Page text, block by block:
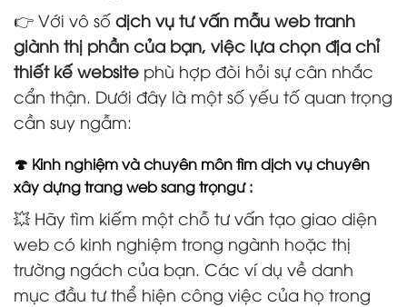
👉 Với vô số dịch vụ tư vấn mẫu web tranh
giành thị phần của bạn, việc lựa chọn địa chỉ
thiết kế website phù hợp đòi hỏi sự cân nhắc
cẩn thận. Dưới đây là một số yếu tố quan trọng
cần suy ngẫm:
🍄 Kinh nghiệm và chuyên môn tìm dịch vụ chuyên
xây dựng trang web sang trọngư :
💥 Hãy tìm kiếm một chỗ tư vấn tạo giao diện
web có kinh nghiệm trong ngành hoặc thị
trường ngách của bạn. Các ví dụ về danh
mục đầu tư thể hiện công việc của họ trong